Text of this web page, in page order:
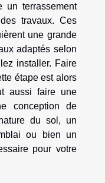
un terrassement
travaux. Ces
une grande
adaptés selon
installer. Faire
étape est alors
aussi faire une
conception de
du sol, un
ou bien un
pour votre